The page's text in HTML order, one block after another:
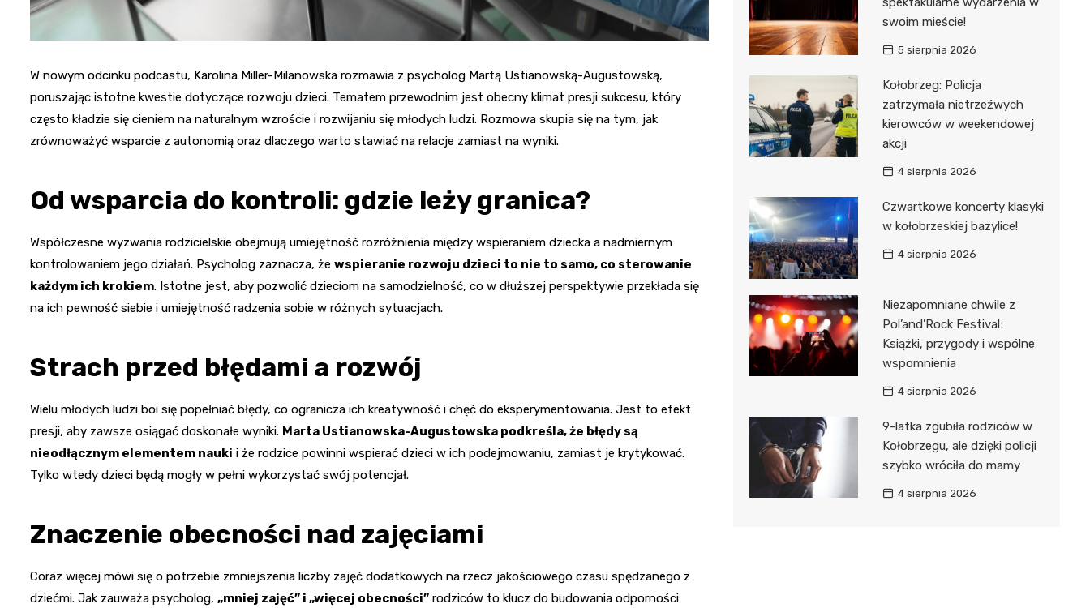
W nowym odcinku podcastu, Karolina Miller-Milanowska rozmawia z psycholog Martą Ustianowską-Augustowską,
poruszając istotne kwestie dotyczące rozwoju dzieci. Tematem przewodnim jest obecny klimat presji sukcesu, który
często kładzie się cieniem na naturalnym wzroście i rozwijaniu się młodych ludzi. Rozmowa skupia się na tym, jak
zrównoważyć wsparcie z autonomią oraz dlaczego warto stawiać na relacje zamiast na wyniki.
Od wsparcia do kontroli: gdzie leży granica?
Współczesne wyzwania rodzicielskie obejmują umiejętność rozróżnienia między wspieraniem dziecka a nadmiernym
kontrolowaniem jego działań. Psycholog zaznacza, że wspieranie rozwoju dzieci to nie to samo, co sterowanie
każdym ich krokiem. Istotne jest, aby pozwolić dzieciom na samodzielność, co w dłuższej perspektywie przekłada się
na ich pewność siebie i umiejętność radzenia sobie w różnych sytuacjach.
Strach przed błędami a rozwój
Wielu młodych ludzi boi się popełniać błędy, co ogranicza ich kreatywność i chęć do eksperymentowania. Jest to efekt
presji, aby zawsze osiągać doskonałe wyniki. Marta Ustianowska-Augustowska podkreśla, że błędy są
nieodłącznym elementem nauki i że rodzice powinni wspierać dzieci w ich podejmowaniu, zamiast je krytykować.
Tylko wtedy dzieci będą mogły w pełni wykorzystać swój potencjał.
Znaczenie obecności nad zajęciami
Coraz więcej mówi się o potrzebie zmniejszenia liczby zajęć dodatkowych na rzecz jakościowego czasu spędzanego z
dziećmi. Jak zauważa psycholog, „mniej zajęć” i „więcej obecności” rodziców to klucz do budowania odporności
swoim mieście!
5 sierpnia 2026
Kołobrzeg: Policja
zatrzymała nietrzeźwych
kierowców w weekendowej
akcji
4 sierpnia 2026
Czwartkowe koncerty klasyki
w kołobrzeskiej bazylice!
4 sierpnia 2026
Niezapomniane chwile z
Pol’and’Rock Festival:
Książki, przygody i wspólne
wspomnienia
4 sierpnia 2026
9-latka zgubiła rodziców w
Kołobrzegu, ale dzięki policji
szybko wróciła do mamy
4 sierpnia 2026